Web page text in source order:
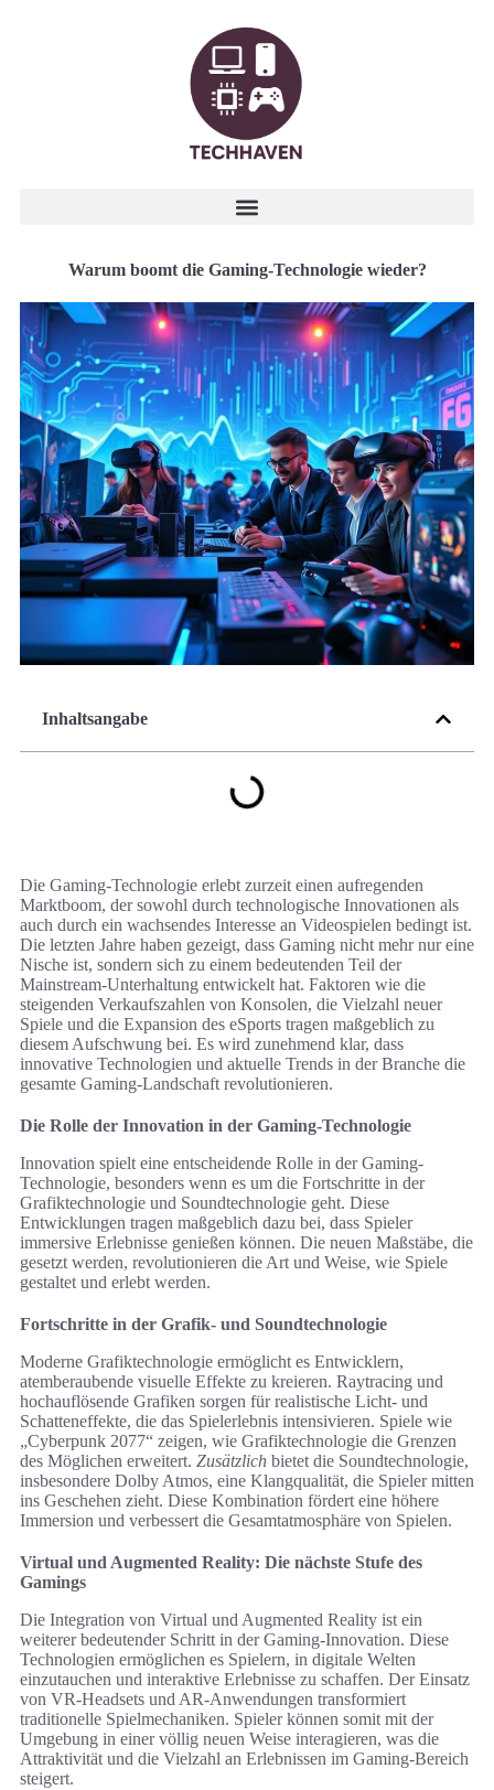
Warum boomt die Gaming-Technologie wieder?
Inhaltsangabe
Die Gaming-Technologie erlebt zurzeit einen aufregenden
Marktboom, der sowohl durch technologische Innovationen als
auch durch ein wachsendes Interesse an Videospielen bedingt ist.
Die letzten Jahre haben gezeigt, dass Gaming nicht mehr nur eine
Nische ist, sondern sich zu einem bedeutenden Teil der
Mainstream-Unterhaltung entwickelt hat. Faktoren wie die
steigenden Verkaufszahlen von Konsolen, die Vielzahl neuer
Spiele und die Expansion des eSports tragen maßgeblich zu
diesem Aufschwung bei. Es wird zunehmend klar, dass
innovative Technologien und aktuelle Trends in der Branche die
gesamte Gaming-Landschaft revolutionieren.
Die Rolle der Innovation in der Gaming-Technologie
Innovation spielt eine entscheidende Rolle in der Gaming-
Technologie, besonders wenn es um die Fortschritte in der
Grafiktechnologie und Soundtechnologie geht. Diese
Entwicklungen tragen maßgeblich dazu bei, dass Spieler
immersive Erlebnisse genießen können. Die neuen Maßstäbe, die
gesetzt werden, revolutionieren die Art und Weise, wie Spiele
gestaltet und erlebt werden.
Fortschritte in der Grafik- und Soundtechnologie
Moderne Grafiktechnologie ermöglicht es Entwicklern,
atemberaubende visuelle Effekte zu kreieren. Raytracing und
hochauflösende Grafiken sorgen für realistische Licht- und
Schatteneffekte, die das Spielerlebnis intensivieren. Spiele wie
„Cyberpunk 2077“ zeigen, wie Grafiktechnologie die Grenzen
des Möglichen erweitert. Zusätzlich bietet die Soundtechnologie,
insbesondere Dolby Atmos, eine Klangqualität, die Spieler mitten
ins Geschehen zieht. Diese Kombination fördert eine höhere
Immersion und verbessert die Gesamtatmosphäre von Spielen.
Virtual und Augmented Reality: Die nächste Stufe des
Gamings
Die Integration von Virtual und Augmented Reality ist ein
weiterer bedeutender Schritt in der Gaming-Innovation. Diese
Technologien ermöglichen es Spielern, in digitale Welten
einzutauchen und interaktive Erlebnisse zu schaffen. Der Einsatz
von VR-Headsets und AR-Anwendungen transformiert
traditionelle Spielmechaniken. Spieler können somit mit der
Umgebung in einer völlig neuen Weise interagieren, was die
Attraktivität und die Vielzahl an Erlebnissen im Gaming-Bereich
steigert.